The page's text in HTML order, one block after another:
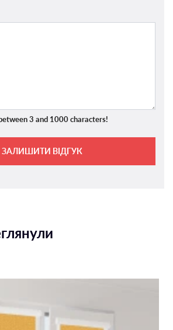
3 and 1000 characters!
ЗАЛИШИТИ ВІДГУК